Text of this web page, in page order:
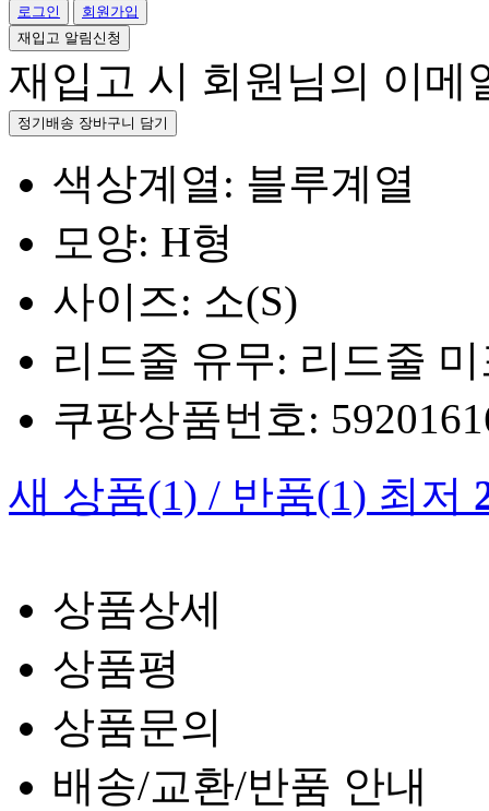
로그인
회원가입
재입고 알림신청
재입고 시 회원님의 이메
정기배송 장바구니 담기
색상계열: 블루계열
모양: H형
사이즈: 소(S)
리드줄 유무: 리드줄
쿠팡상품번호:
새 상품(1) / 반품(1) 최저
상품상세
상품평
상품문의
배송/교환/반품 안내